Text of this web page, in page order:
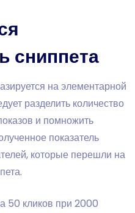
сниппета
на элементарной
разделить количество
и помножить
показатель
которые перешли на
50 кликов при 2000